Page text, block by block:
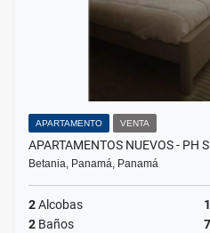
APARTAMENTO VENTA
APARTAMENTOS NUEVOS - PH
Betania, Panamá, Panamá
2Alcobas 1
2 Baños